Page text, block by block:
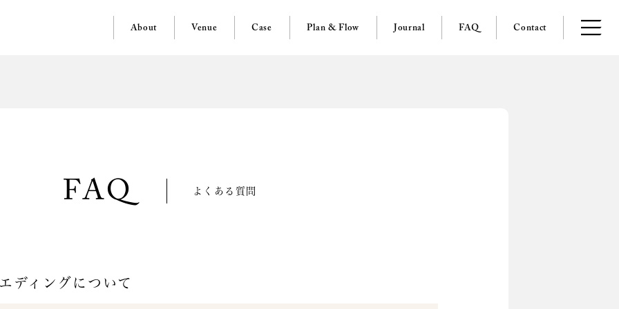
About Venue Case Plan & Flow Journal FAQ Contact
よくある質問
ディングについて